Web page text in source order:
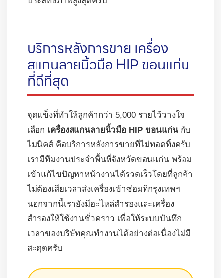
บริการหลังการขาย เครื่อง
สแกนลายนิ้วมือ HIP ขอนแก่น
ที่ดีที่สุด
จุดแข็งที่ทำให้ลูกค้ากว่า 5,000 รายไว้วางใจ
เลือก เครื่องสแกนลายนิ้วมือ HIP ขอนแก่น กับ
ไมนิคส์ คือบริการหลังการขายที่ไม่ทอดทิ้งครับ
เรามีทีมงานประจำพื้นที่จังหวัดขอนแก่น พร้อม
เข้าแก้ไขปัญหาหน้างานได้รวดเร็วโดยที่ลูกค้า
ไม่ต้องเสียเวลาส่งเครื่องเข้าซ่อมที่กรุงเทพฯ
นอกจากนี้เรายังมีอะไหล่สำรองและเครื่อง
สำรองให้ใช้งานชั่วคราว เพื่อให้ระบบบันทึก
เวลาของบริษัทคุณทำงานได้อย่างต่อเนื่องไม่มี
สะดุดครับ